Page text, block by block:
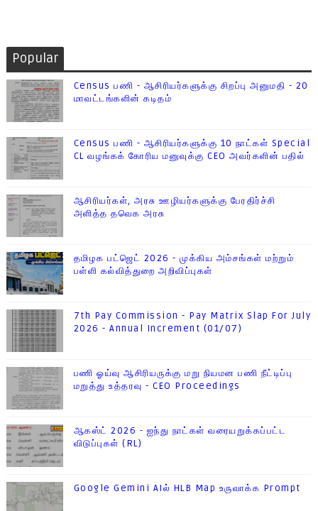
Popular
Census பணி - ஆசிரியர்களுக்கு சிறப்பு அனுமதி - 20
மாவட்டங்களின் கடிதம்
Census பணி - ஆசிரியர்களுக்கு 10 நாட்கள் Special
CL வழங்கக் கோரிய மனுவுக்கு CEO அவர்களின் பதில்
ஆசிரியர்கள், அரசு ஊழியர்களுக்கு பேரதிர்ச்சி
அளித்த தவெக அரசு
தமிழக பட்ஜெட் 2026 - முக்கிய அம்சங்கள் மற்றும்
பள்ளி கல்வித்துறை அறிவிப்புகள்
7th Pay Commission - Pay Matrix Slap For July
2026 - Annual Increment (01/07)
பணி ஓய்வு ஆசிரியருக்கு மறு நியமன பணி நீட்டிப்பு
மறுத்து உத்தரவு - CEO Proceedings
ஆகஸ்ட் 2026 - ஐந்து நாட்கள் வரையறுக்கப்பட்ட
விடுப்புகள் (RL)
Google Gemini AIல் HLB Map உருவாக்க Prompt